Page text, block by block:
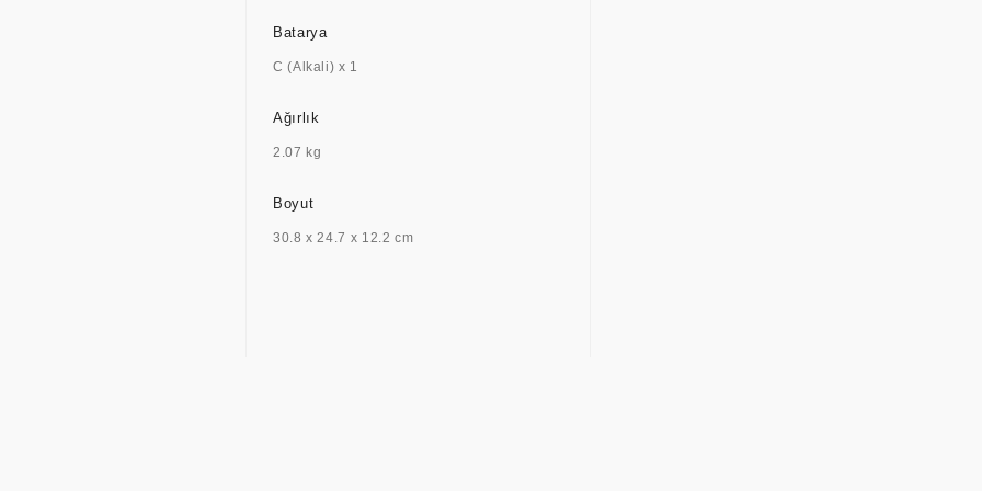
Batarya
C (Alkali) x 1
Ağırlık
2.07 kg
Boyut
30.8 x 24.7 x 12.2 cm